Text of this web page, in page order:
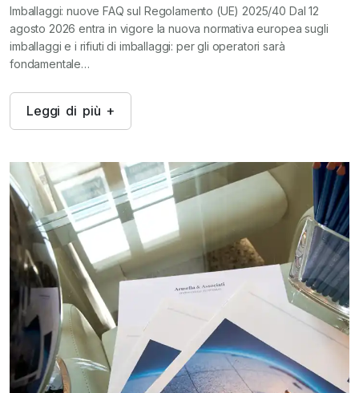
Imballaggi: nuove FAQ sul Regolamento (UE) 2025/40 Dal 12
agosto 2026 entra in vigore la nuova normativa europea sugli
imballaggi e i rifiuti di imballaggi: per gli operatori sarà
fondamentale…
Leggi di più +